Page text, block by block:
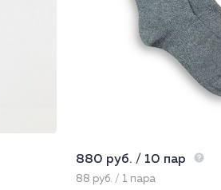
880 руб. / 10 пар
88 руб. / 1 пара